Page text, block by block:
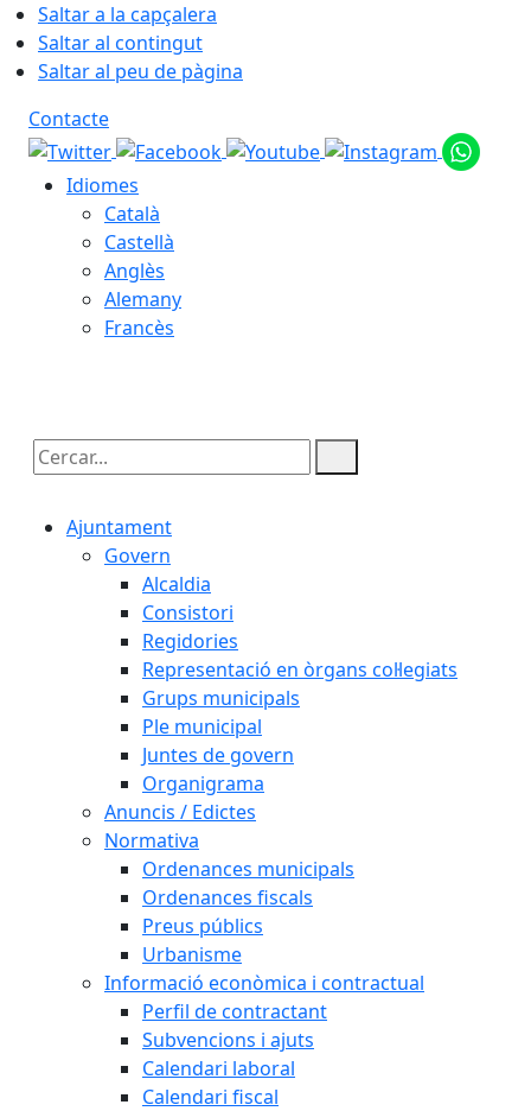
Saltar a la capçalera
Saltar al contingut
Saltar al peu de pàgina
Contacte
Idiomes
Català
Castellà
Anglès
Alemany
Francès
Cercar:
Ajuntament
Govern
Alcaldia
Consistori
Regidories
Representació en òrgans col·legiats
Grups municipals
Ple municipal
Juntes de govern
Organigrama
Anuncis / Edictes
Normativa
Ordenances municipals
Ordenances fiscals
Preus públics
Urbanisme
Informació econòmica i contractual
Perfil de contractant
Subvencions i ajuts
Calendari laboral
Calendari fiscal